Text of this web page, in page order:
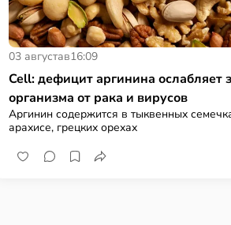
03 августав16:09
Cell: дефицит аргинина ослабляет
организма от рака и вирусов
Аргинин содержится в тыквенных
арахисе, грецких орехах